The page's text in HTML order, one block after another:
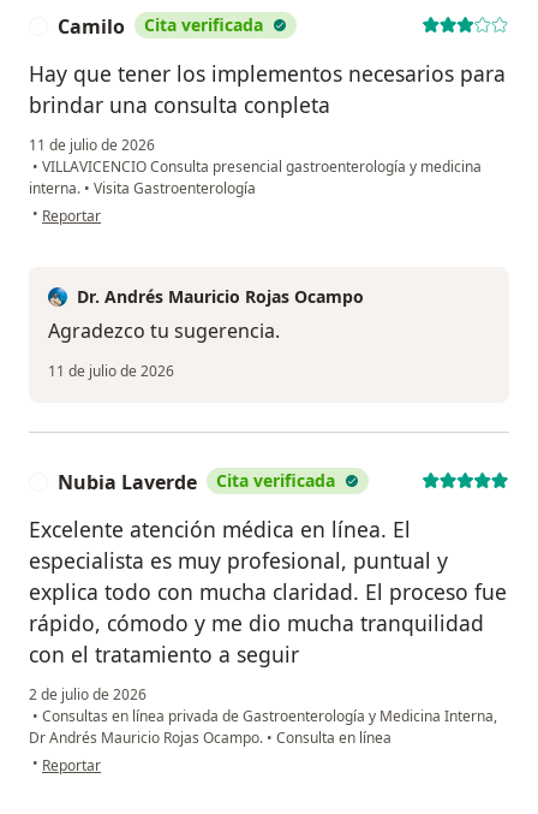
Camilo Cita verificada
Hay que tener los implementos necesarios para
brindar una consulta conpleta
11 de julio de 2026
• VILLAVICENCIO Consulta presencial gastroenterología y medicina
interna. • Visita Gastroenterología
• en opinión del usuario Camilo
Reportar
Dr. Andrés Mauricio Rojas Ocampo
Agradezco tu sugerencia.
11 de julio de 2026
Nubia Laverde Cita verificada
Excelente atención médica en línea. El
especialista es muy profesional, puntual y
explica todo con mucha claridad. El proceso fue
rápido, cómodo y me dio mucha tranquilidad
con el tratamiento a seguir
2 de julio de 2026
• Consultas en línea privada de Gastroenterología y Medicina Interna,
Dr Andrés Mauricio Rojas Ocampo. • Consulta en línea
• en opinión del usuario Nubia Laverde
Reportar